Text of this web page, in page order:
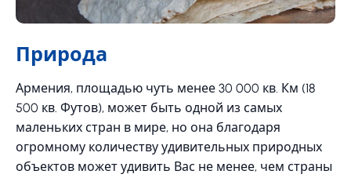
Природа
Армения, площадью чуть менее 30 000 кв. Км (18
500 кв. Футов), может быть одной из самых
маленьких стран в мире, но она благодаря
огромному количеству удивительных природных
объектов может удивить Вас не менее, чем страны